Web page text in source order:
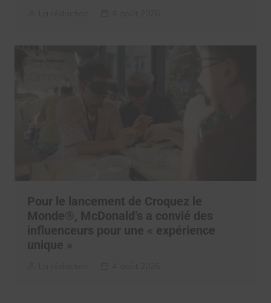
Pour le lancement de Croquez le
Monde®, McDonald’s a convié des
influenceurs pour une « expérience
unique »